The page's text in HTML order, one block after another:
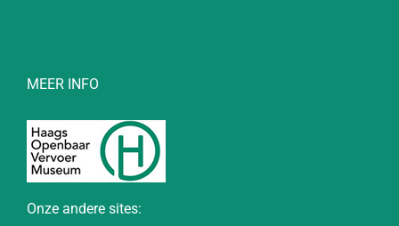
MEER INFO
Onze andere sites: